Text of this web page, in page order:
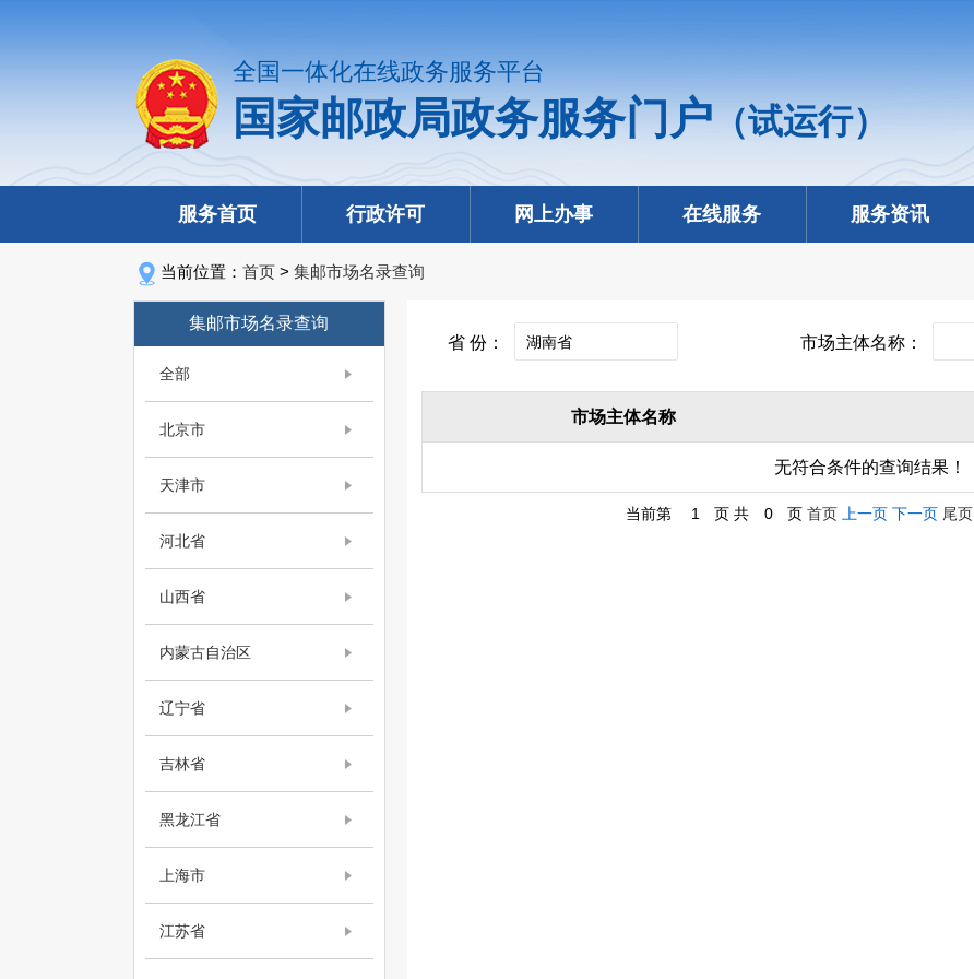
全国一体化在线政务服务平台
国家邮政局政务服务门户（试运行）
服务首页 行政许可 网上办事 在线服务 服务资讯
当前位置： 首页 > 集邮市场名录查询
集邮市场名录查询
全部
北京市
天津市
河北省
山西省
内蒙古自治区
辽宁省
吉林省
黑龙江省
上海市
江苏省
省 份： 市场主体名称：
市场主体名称
无符合条件的查询结果！
当前第 1 页 共 0 页 首页 上一页 下一页 尾页